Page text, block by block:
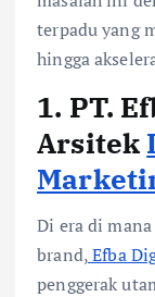
terpadu yang
hingga
1. PT.
Arsitek
Di era di
brand,Efba
penggerak